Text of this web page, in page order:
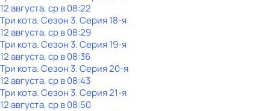
12 августа, ср в 08:22
Три кота. Сезон 3. Серия 18-я
12 августа, ср в 08:29
Три кота. Сезон 3. Серия 19-я
12 августа, ср в 08:36
Три кота. Сезон 3. Серия 20-я
12 августа, ср в 08:43
Три кота. Сезон 3. Серия 21-я
12 августа, ср в 08:50